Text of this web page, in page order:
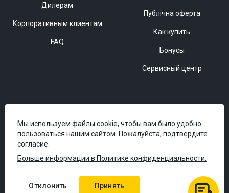
Дилерам
Корпоративным клиентам
FAQ
Публічна оферта
Как купить
Бонусы
Сервисный центр
© 2006–2026 Masteram.
Мы используем файлы cookie, чтобы вам было удобно
пользоваться нашим сайтом. Пожалуйста, подтвердите
согласие.
Больше информации в Политике конфиденциальности.
Отклонить Принять